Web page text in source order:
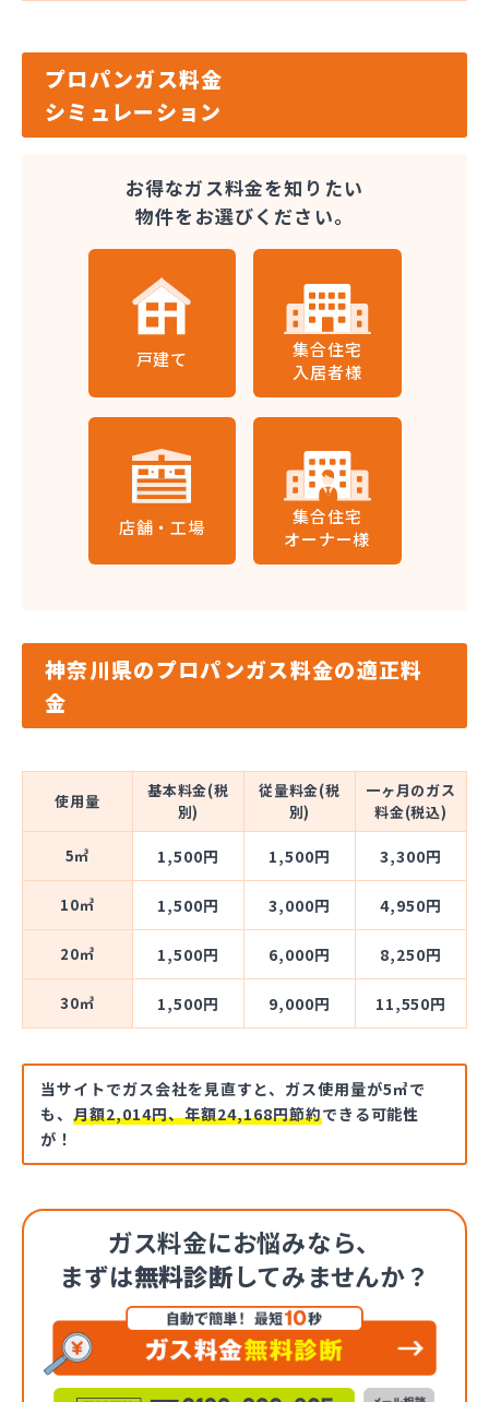
プロパンガス料金
シミュレーション
お得なガス料金を知りたい
物件をお選びください。
戸建て
集合住宅
入居者様
店舗・工場
集合住宅
オーナー様
神奈川県のプロパンガス料金の適正料
金
使用量
基本料金(税
別)
従量料金(税
別)
一ヶ月のガス
料金(税込)
5㎥ 1,500円 1,500円 3,300円
10㎥ 1,500円 3,000円 4,950円
20㎥ 1,500円 6,000円 8,250円
30㎥ 1,500円 9,000円 11,550円
当サイトでガス会社を見直すと、ガス使用量が5㎥で
も、 月額2,014円、年額24,168円節約できる可能性
が！
ガス料金にお悩みなら、
まずは無料診断してみませんか？